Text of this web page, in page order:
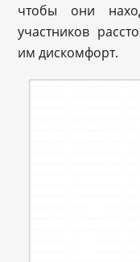
чтобы они
участников
им дискомфорт.